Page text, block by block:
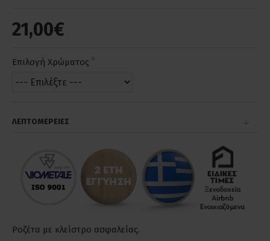
21,00€
Επιλογή Χρώματος
ΛΕΠΤΟΜΕΡΕΙΕΣ
Ροζέτα με κλείστρο ασφαλείας.